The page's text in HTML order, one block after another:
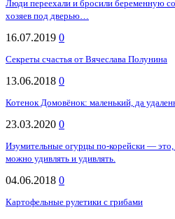
Люди переехали и бросили беременную
хозяев под дверью…
16.07.2019 0
Секреты счастья от Вячеслава Полунина
13.06.2018 0
Котенок Домовёнок: маленький, да
23.03.2020 0
Изумительные огурцы по-корейски —
можно удивлять и удивлять.
04.06.2018 0
Картофельные рулетики с грибами